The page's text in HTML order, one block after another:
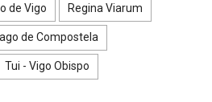
de Vigo Regina Viarum
de Compostela
Tui - Vigo Obispo